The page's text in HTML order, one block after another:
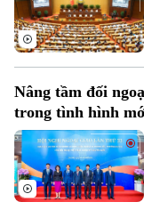
Nâng tầm đối
trong tình hình